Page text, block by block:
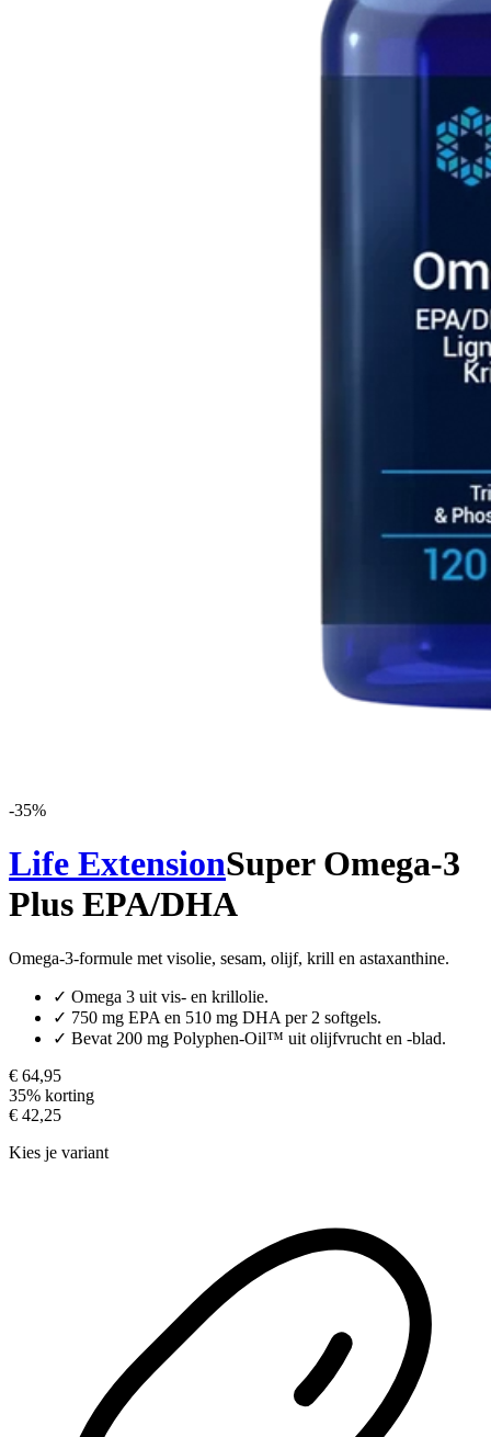
-35%
Life ExtensionSuper Omega-3
Plus EPA/DHA
Omega-3-formule met visolie, sesam, olijf, krill en astaxanthine.
✓ Omega 3 uit vis- en krillolie.
✓ 750 mg EPA en 510 mg DHA per 2 softgels.
✓ Bevat 200 mg Polyphen-Oil™ uit olijfvrucht en -blad.
€ 64,95
35% korting
€ 42,25
Kies je variant